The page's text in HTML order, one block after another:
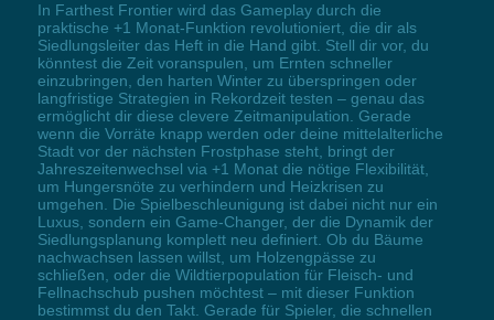
In Farthest Frontier wird das Gameplay durch die
praktische +1 Monat-Funktion revolutioniert, die dir als
Siedlungsleiter das Heft in die Hand gibt. Stell dir vor, du
könntest die Zeit voranspulen, um Ernten schneller
einzubringen, den harten Winter zu überspringen oder
langfristige Strategien in Rekordzeit testen – genau das
ermöglicht dir diese clevere Zeitmanipulation. Gerade
wenn die Vorräte knapp werden oder deine mittelalterliche
Stadt vor der nächsten Frostphase steht, bringt der
Jahreszeitenwechsel via +1 Monat die nötige Flexibilität,
um Hungersnöte zu verhindern und Heizkrisen zu
umgehen. Die Spielbeschleunigung ist dabei nicht nur ein
Luxus, sondern ein Game-Changer, der die Dynamik der
Siedlungsplanung komplett neu definiert. Ob du Bäume
nachwachsen lassen willst, um Holzengpässe zu
schließen, oder die Wildtierpopulation für Fleisch- und
Fellnachschub pushen möchtest – mit dieser Funktion
bestimmst du den Takt. Gerade für Spieler, die schnellen